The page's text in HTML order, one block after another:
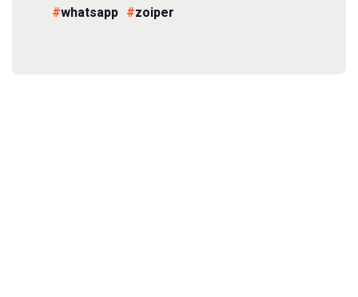
whatsapp
zoiper